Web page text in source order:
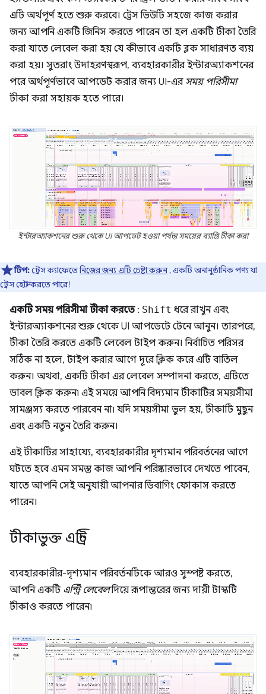
এটি অর্থপূর্ণ হতে শুরু করবে। ট্রেস ভিউটি সহজে কাজ করার
জন্য আপনি একটি জিনিস করতে পারেন তা হল একটি টীকা তৈরি
করা যাতে লেবেল করা হয় যে কীভাবে একটি ব্লক সাধারণত ব্যয়
করা হয়। সুতরাং উদাহরণস্বরূপ, ব্যবহারকারীর ইন্টারঅ্যাকশনের
পরে অর্থপূর্ণভাবে আপডেট করার জন্য UI-এর সময় পরিসীমা
টীকা করা সহায়ক হতে পারে।
ইন্টারঅ্যাকশনের শুরু থেকে UI আপডেট হওয়া পর্যন্ত সময়ের ব্যাপ্তি টীকা করা
টিপ:ট্রেস ক্যাফেতেনিজের জন্য এটি চেষ্টা করুন, একটি অনানুষ্ঠানিক পণ্য যা
ট্রেস হোস্ট করতে পারে!
একটি সময় পরিসীমা টীকা করতে: Shift ধরে রাখুন এবং
ইন্টারঅ্যাকশনের শুরু থেকে UI আপডেটে টেনে আনুন। তারপরে,
টীকা তৈরি করতে একটি লেবেল টাইপ করুন। নির্বাচিত পরিসর
সঠিক না হলে, টাইপ করার আগে দূরে ক্লিক করে এটি বাতিল
করুন। অথবা, একটি টীকা এর লেবেল সম্পাদনা করতে, এটিতে
ডাবল ক্লিক করুন৷ এই সময়ে আপনি বিদ্যমান টীকাটির সময়সীমা
সামঞ্জস্য করতে পারবেন না৷ যদি সময়সীমা ভুল হয়, টীকাটি মুছুন
এবং একটি নতুন তৈরি করুন।
এই টীকাটির সাহায্যে, ব্যবহারকারীর দৃশ্যমান পরিবর্তনের আগে
ঘটতে হবে এমন সমস্ত কাজ আপনি পরিষ্কারভাবে দেখতে পাবেন,
যাতে আপনি সেই অনুযায়ী আপনার ডিবাগিং ফোকাস করতে
পারেন।
টীকাভুক্ত এন্ট্রি
ব্যবহারকারীর-দৃশ্যমান পরিবর্তনটিকে আরও সুস্পষ্ট করতে,
আপনি একটি এন্ট্রি লেবেলদিয়ে রূপান্তরের জন্য দায়ী টাস্কটি
টীকাও করতে পারেন৷